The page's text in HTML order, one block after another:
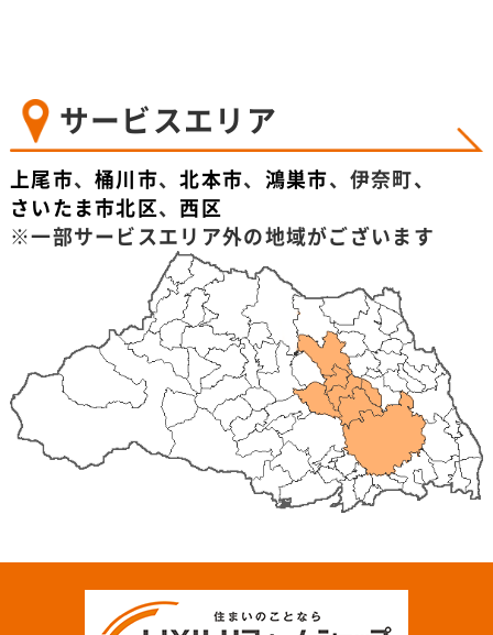
サービスエリア
上尾市、桶川市、北本市、 鴻巣市、伊奈町、
さいたま市北区、 西区
※一部サービスエリア外の地域がございます